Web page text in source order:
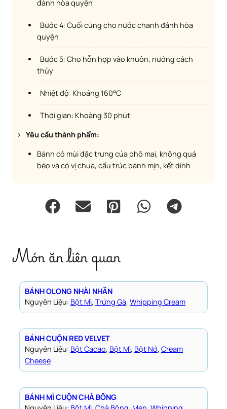
đánh hòa quyện
Bước 4: Cuối cùng cho nước chanh đánh hòa
quyện
Bước 5: Cho hỗn hợp vào khuôn, nướng cách
thủy
Nhiệt độ: Khoảng 160°C
Thời gian: Khoảng 30 phút
> Yêu cầu thành phẩm:
Bánh có mùi đặc trưng của phô mai, không quá
béo và có vị chua, cấu trúc bánh mịn, kết dính
Món ăn liên quan
BÁNH OLONG NHÀI NHÃN
Nguyên Liệu: Bột Mì, Trứng Gà, Whipping Cream
BÁNH CUỘN RED VELVET
Nguyên Liệu: Bột Cacao, Bột Mì, Bột Nở, Cream
Cheese
BÁNH MÌ CUỘN CHÀ BÔNG